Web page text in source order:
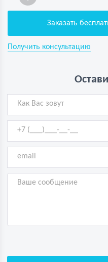
Заказать
Получить консультацию